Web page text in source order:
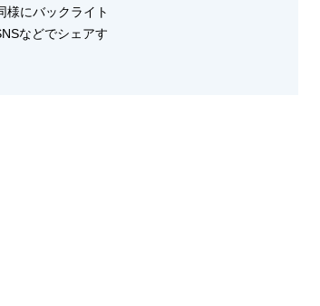
様にバックライト
などでシェアす